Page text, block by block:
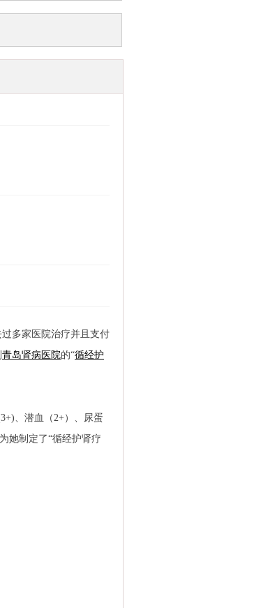
多家医院治疗并且支付
青岛肾病医院的“循经护
、潜血（2+）、尿蛋
她制定了“循经护肾疗